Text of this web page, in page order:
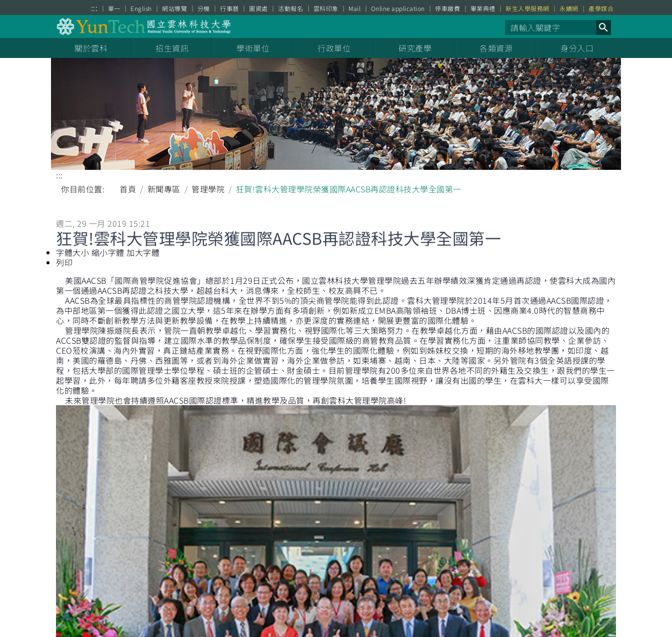
::: 單一 English 網站導覽 分機 行事曆 圖資處 活動報名 雲科印象 Mail Online application 停車繳費 畢業典禮 新生入學服務網 永續網 產學媒合
關於雲科 招生資訊 學術單位 行政單位 研究產學 各類資源 身分入口
:::
你目前位置:
首頁 新聞專區 管理學院 狂賀!雲科大管理學院榮獲國際AACSB再認證科技大學全國第一
週二, 29 一月 2019 15:21
狂賀!雲科大管理學院榮獲國際AACSB再認證科技大學全國第一
字體大小 縮小字體 加大字體
列印
美國AACSB「國際商管學院促進協會」總部於1月29日正式公布，國立雲林科技大學管理學院過去五年辦學績效深獲肯定通過再認證，使雲科大成為國內
第一個通過AACSB再認證之科技大學，超越台科大，消息傳來，全校師生、校友高興不已。
AACSB為全球最具指標性的商管學院認證機構，全世界不到5%的頂尖商管學院能得到此認證。雲科大管理學院於2014年5月首次通過AACSB國際認證，
為中部地區第一個獲得此認證之國立大學，這5年來在辦學方面有多項創新，例如新成立EMBA高階領袖班、DBA博士班、因應商業4.0時代的智慧商務中
心，同時不斷創新教學方法與更新教學設備，在教學上持續精進，亦更深度的實務連結，開展更豐富的國際化體驗。
管理學院陳振燧院長表示，管院一直朝教學卓越化、學習實務化、視野國際化等三大策略努力。在教學卓越化方面，藉由AACSB的國際認證以及國內的
ACCSB雙認證的監督與指導，建立國際水準的教學品保制度，確保學生接受國際級的商管教育品質。在學習實務化方面，注重業師協同教學、企業參訪、
CEO蒞校演講、海內外實習，真正鏈結產業實務。在視野國際化方面，強化學生的國際化體驗，例如到姊妹校交換，短期的海外移地教學團，如印度、越
南，美國的羅德島、丹佛、西雅圖等，或者到海外企業做實習，海外企業做參訪，如柬埔寨、越南、日本、大陸等國家。另外管院有3個全英語授課的學
程，包括大學部的國際管理學士學位學程、碩士班的企管碩士、財金碩士。目前管理學院有200多位來自世界各地不同的外籍生及交換生，跟我們的學生一
起學習，此外，每年聘請多位外籍客座教授來院授課，塑造國際化的管理學院氛圍，培養學生國際視野，讓沒有出國的學生，在雲科大一樣可以享受國際
化的體驗。
未來管理學院也會持續遵照AACSB國際認證標準，精進教學及品質，再創雲科大管理學院高峰!